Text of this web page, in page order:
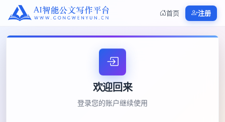
首页 注册
欢迎回来
登录您的账户继续使用